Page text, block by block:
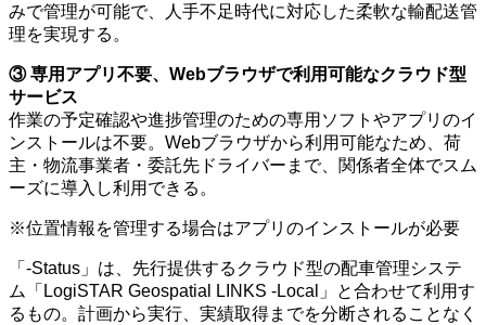
みで管理が可能で、人手不足時代に対応した柔軟な輸配送管
理を実現する。
③ 専用アプリ不要、Webブラウザで利用可能なクラウド型
サービス
作業の予定確認や進捗管理のための専用ソフトやアプリのイ
ンストールは不要。Webブラウザから利用可能なため、荷
主・物流事業者・委託先ドライバーまで、関係者全体でスム
ーズに導入し利用できる。
※位置情報を管理する場合はアプリのインストールが必要
「-Status」は、先行提供するクラウド型の配車管理システ
ム「LogiSTAR Geospatial LINKS -Local」と合わせて利用す
るもの。計画から実行、実績取得までを分断されることなく